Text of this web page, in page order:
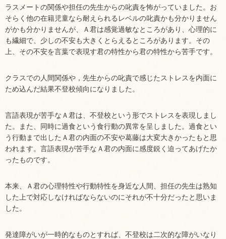
ラスメートの関係や担任の先生からの叱責を怖がっていました。お
そらく他の在籍児童なら耐えられるレベルの叱責かも分かりません
がかも分かりませんが、Ａ君は感覚過敏なところがあり、心理的に
も繊細で、少しの不安も大きくとらえるところがあります。その
上、その不安を言葉で表現す君の特性から君の特性から苦手です。
クラスでの人間関係や，先生からの叱責で感じたストレスを内面に
ため込んだ結果不登校傾向になりました。
言語表現が苦手なＡ君は、不登校という形でストレスを表現しまし
た。また、同時に過食という食行動の異常を呈しました。過食とい
う行動まで出したＡ君の内面の不安や葛藤は大変大きかったもと思
われます。言語表現が苦手なＡ君の内面に感度鋭く迫ってあげたか
ったものです。
本来、Ａ君の心理特性や行動特性を身近な人間、担任の先生は熟知
した上で対応しなければならないのにそれが不十分だったと思いま
した。
発達障がいが一時的なものとすれば、不登校は二次的な障がいなり